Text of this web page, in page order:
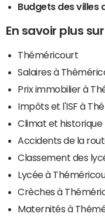
Budgets des villes
En savoir plus
Théméricourt
Salaires à
Prix immobilier à
Impôts et l'ISF à
Climat et
Accidents de la
Classement des
Lycée à
Crèches à
Maternités à